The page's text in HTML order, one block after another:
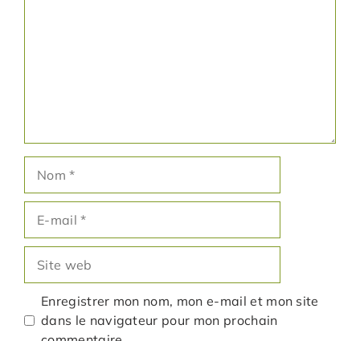
mail
web
Enregistrer mon nom, mon e-mail et mon site
dans le navigateur pour mon prochain